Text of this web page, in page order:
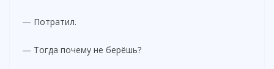
— Потратил.
— Тогда почему не берёшь?